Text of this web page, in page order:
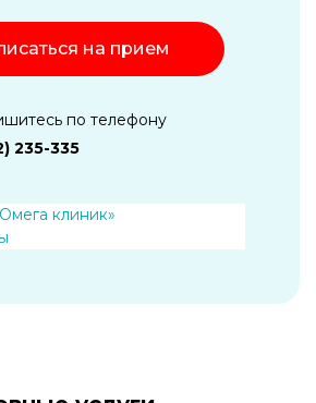
на прием
по телефону
235-335
клиник»